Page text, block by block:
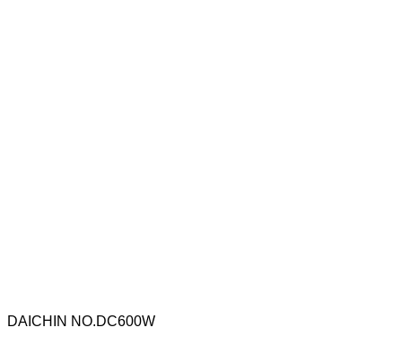
DAICHIN NO.DC600W